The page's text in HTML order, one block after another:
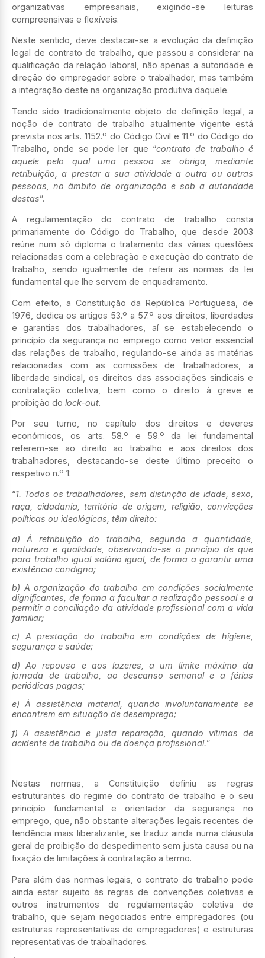
organizativas empresariais, exigindo-se leituras
compreensivas e flexíveis.
Neste sentido, deve destacar-se a evolução da definição
legal de contrato de trabalho, que passou a considerar na
qualificação da relação laboral, não apenas a autoridade e
direção do empregador sobre o trabalhador, mas também
a integração deste na organização produtiva daquele.
Tendo sido tradicionalmente objeto de definição legal, a
noção de contrato de trabalho atualmente vigente está
prevista nos arts. 1152.º do Código Civil e 11.º do Código do
Trabalho, onde se pode ler que “contrato de trabalho é
aquele pelo qual uma pessoa se obriga, mediante
retribuição, a prestar a sua atividade a outra ou outras
pessoas, no âmbito de organização e sob a autoridade
destas”.
A regulamentação do contrato de trabalho consta
primariamente do Código do Trabalho, que desde 2003
reúne num só diploma o tratamento das várias questões
relacionadas com a celebração e execução do contrato de
trabalho, sendo igualmente de referir as normas da lei
fundamental que lhe servem de enquadramento.
Com efeito, a Constituição da República Portuguesa, de
1976, dedica os artigos 53.º a 57.º aos direitos, liberdades
e garantias dos trabalhadores, aí se estabelecendo o
princípio da segurança no emprego como vetor essencial
das relações de trabalho, regulando-se ainda as matérias
relacionadas com as comissões de trabalhadores, a
liberdade sindical, os direitos das associações sindicais e
contratação coletiva, bem como o direito à greve e
proibição do lock-out.
Por seu turno, no capítulo dos direitos e deveres
económicos, os arts. 58.º e 59.º da lei fundamental
referem-se ao direito ao trabalho e aos direitos dos
trabalhadores, destacando-se deste último preceito o
respetivo n.º 1:
“1. Todos os trabalhadores, sem distinção de idade, sexo,
raça, cidadania, território de origem, religião, convicções
políticas ou ideológicas, têm direito:
a) À retribuição do trabalho, segundo a quantidade,
natureza e qualidade, observando-se o princípio de que
para trabalho igual salário igual, de forma a garantir uma
existência condigna;
b) A organização do trabalho em condições socialmente
dignificantes, de forma a facultar a realização pessoal e a
permitir a conciliação da atividade profissional com a vida
familiar;
c) A prestação do trabalho em condições de higiene,
segurança e saúde;
d) Ao repouso e aos lazeres, a um limite máximo da
jornada de trabalho, ao descanso semanal e a férias
periódicas pagas;
e) À assistência material, quando involuntariamente se
encontrem em situação de desemprego;
f) A assistência e justa reparação, quando vítimas de
acidente de trabalho ou de doença profissional.”
Nestas normas, a Constituição definiu as regras
estruturantes do regime do contrato de trabalho e o seu
princípio fundamental e orientador da segurança no
emprego, que, não obstante alterações legais recentes de
tendência mais liberalizante, se traduz ainda numa cláusula
geral de proibição do despedimento sem justa causa ou na
fixação de limitações à contratação a termo.
Para além das normas legais, o contrato de trabalho pode
ainda estar sujeito às regras de convenções coletivas e
outros instrumentos de regulamentação coletiva de
trabalho, que sejam negociados entre empregadores (ou
estruturas representativas de empregadores) e estruturas
representativas de trabalhadores.